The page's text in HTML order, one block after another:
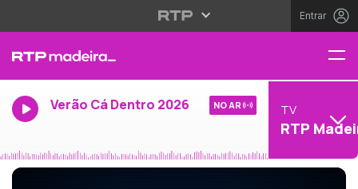
Entrar
Verão Cá Dentro 2026 NO AR TV
RTP